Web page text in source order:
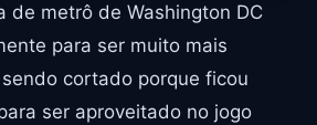
de metrô de Washington DC
para ser muito mais
cortado porque ficou
ser aproveitado no jogo